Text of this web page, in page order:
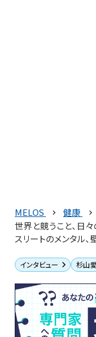
MELOS
健康
世界と競うこと、日
スリートのメンタル
インタビュー 杉山愛